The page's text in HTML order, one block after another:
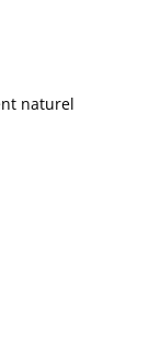
naturel